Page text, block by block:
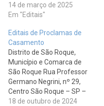
CEP: 18130-450 Tel.: 11-
4712-4945 divulga os
CORREIA DA SILVA e
YASMIN EMANOELLA
REVERONI, sendo o
pretendente: nacionalidade
brasileira, solteiro, médico,
nascido em Ariquemes -
RO, aos 30/04/1989,…
14 de março de 2025
Em "Editais"
Editais de Proclamas de
Casamento
Distrito de São Roque,
Município e Comarca de
São Roque Rua Professor
Germano Negrini, nº 29,
Centro São Roque – SP –
CEP: 18130-450 Tel.: 11-
18 de outubro de 2024